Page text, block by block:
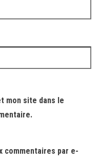
mon site dans le
commentaires par e-